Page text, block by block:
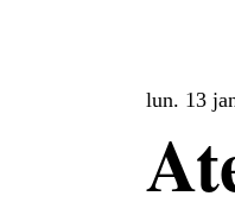
lun. 13